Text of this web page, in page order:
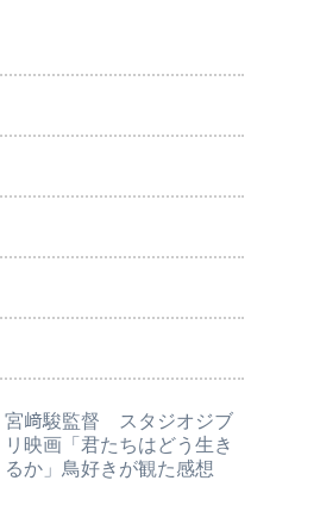
宮﨑駿監督 スタジオジブ
リ映画「君たちはどう生き
るか」鳥好きが観た感想